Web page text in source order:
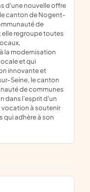
canton de Nogent-
de
regroupe toutes
la modernisation
et qui
innovante et
Seine, le canton
de communes
dans l'esprit d'un
vocation à soutenir
adhère à son